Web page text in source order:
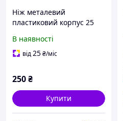
Ніж металевий
пластиковий корпус 25
В наявності
від25₴/міс
250₴
Купити